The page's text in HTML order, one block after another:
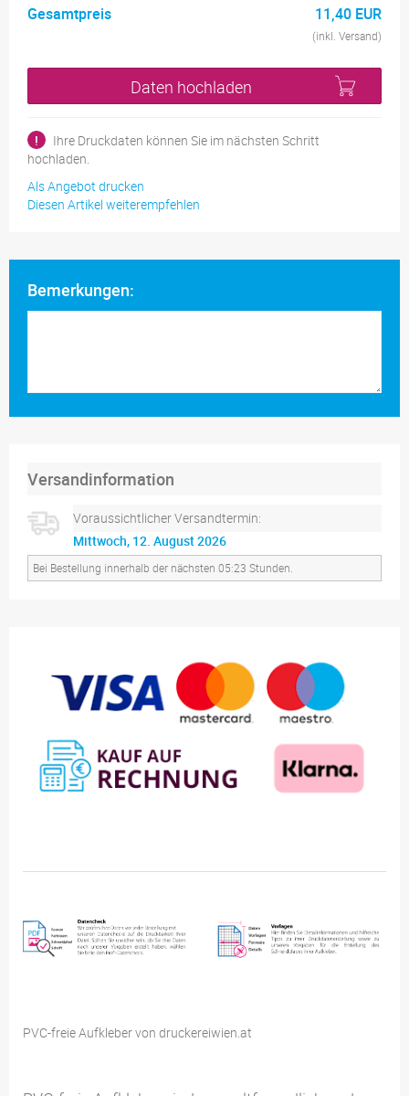
Gesamtpreis 11,40 EUR
(inkl. Versand)
Daten hochladen
!
Ihre Druckdaten können Sie im nächsten Schritt
hochladen.
Als Angebot drucken
Diesen Artikel weiterempfehlen
Bemerkungen:
Versandinformation
Voraussichtlicher Versandtermin:
Mittwoch, 12. August 2026
Bei Bestellung innerhalb der nächsten 05:23 Stunden.
PVC-freie Aufkleber von druckereiwien.at